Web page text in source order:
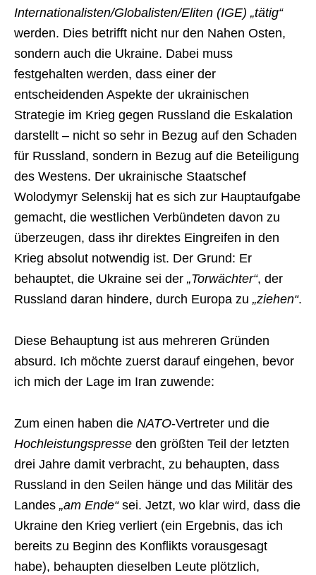
Internationalisten/Globalisten/Eliten (IGE) „tätig“
werden. Dies betrifft nicht nur den Nahen Osten,
sondern auch die Ukraine. Dabei muss
festgehalten werden, dass einer der
entscheidenden Aspekte der ukrainischen
Strategie im Krieg gegen Russland die Eskalation
darstellt – nicht so sehr in Bezug auf den Schaden
für Russland, sondern in Bezug auf die Beteiligung
des Westens. Der ukrainische Staatschef
Wolodymyr Selenskij hat es sich zur Hauptaufgabe
gemacht, die westlichen Verbündeten davon zu
überzeugen, dass ihr direktes Eingreifen in den
Krieg absolut notwendig ist. Der Grund: Er
behauptet, die Ukraine sei der „Torwächter“, der
Russland daran hindere, durch Europa zu „ziehen“.
Diese Behauptung ist aus mehreren Gründen
absurd. Ich möchte zuerst darauf eingehen, bevor
ich mich der Lage im Iran zuwende:
Zum einen haben die NATO-Vertreter und die
Hochleistungspresse den größten Teil der letzten
drei Jahre damit verbracht, zu behaupten, dass
Russland in den Seilen hänge und das Militär des
Landes „am Ende“sei. Jetzt, wo klar wird, dass die
Ukraine den Krieg verliert (ein Ergebnis, das ich
bereits zu Beginn des Konflikts vorausgesagt
habe), behaupten dieselben Leute plötzlich,